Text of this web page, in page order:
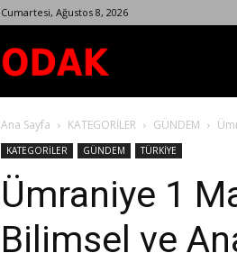
Cumartesi, Ağustos 8, 2026
Dergisi
Ana Sayfa KATEGORİLER GÜNDEM
KATEGORİLER GÜNDEM TÜRKİYE
Ümraniye 1
Bilimsel ve